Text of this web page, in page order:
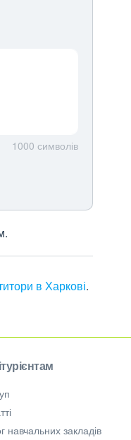
1000 символів
в Харкові.
навчальних закладів